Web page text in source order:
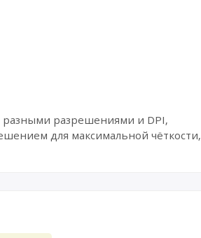
разными разрешениями и DPI,
для максимальной чёткости,